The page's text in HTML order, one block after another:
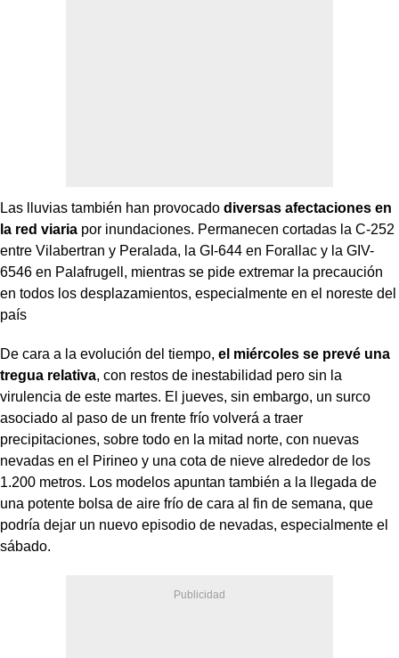
Las lluvias también han provocado diversas afectaciones en
la red viaria por inundaciones. Permanecen cortadas la C-252
entre Vilabertran y Peralada, la GI-644 en Forallac y la GIV-
6546 en Palafrugell, mientras se pide extremar la precaución
en todos los desplazamientos, especialmente en el noreste del
país
De cara a la evolución del tiempo, el miércoles se prevé una
tregua relativa, con restos de inestabilidad pero sin la
virulencia de este martes. El jueves, sin embargo, un surco
asociado al paso de un frente frío volverá a traer
precipitaciones, sobre todo en la mitad norte, con nuevas
nevadas en el Pirineo y una cota de nieve alrededor de los
1.200 metros. Los modelos apuntan también a la llegada de
una potente bolsa de aire frío de cara al fin de semana, que
podría dejar un nuevo episodio de nevadas, especialmente el
sábado.